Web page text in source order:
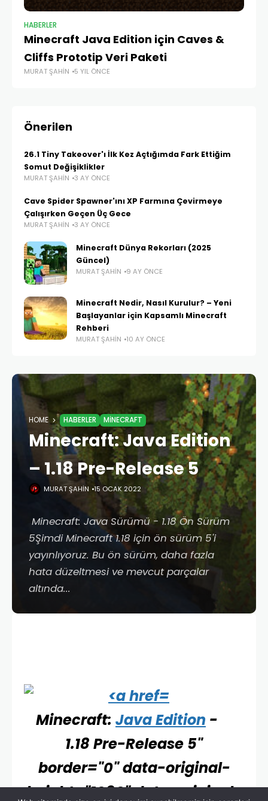
HABERLER
Minecraft Java Edition için Caves &
Cliffs Prototip Veri Paketi
MURAT ŞAHIN 5 YIL ÖNCE
Önerilen
26.1 Tiny Takeover'ı İlk Kez Açtığımda Fark Ettiğim
Somut Değişiklikler
MURAT ŞAHIN 3 AY ÖNCE
Cave Spider Spawner'ını XP Farmına Çevirmeye
Çalışırken Geçen Üç Gece
MURAT ŞAHIN 3 AY ÖNCE
Minecraft Dünya Rekorları (2025
Güncel)
MURAT ŞAHIN 9 AY ÖNCE
Minecraft Nedir, Nasıl Kurulur? – Yeni
Başlayanlar için Kapsamlı Minecraft
Rehberi
MURAT ŞAHIN 10 AY ÖNCE
HOME HABERLER MINECRAFT
Minecraft: Java Edition
– 1.18 Pre-Release 5
MURAT ŞAHIN 15 OCAK 2022
Minecraft: Java Sürümü - 1.18 Ön Sürüm
5Şimdi Minecraft 1.18 için ön sürüm 5'i
yayınlıyoruz. Bu ön sürüm, daha fazla
hata düzeltmesi ve mevcut parçalar
altında...
Minecraft: Java Edition -
1.18 Pre-Release 5"
border="0" data-original-
height="1080" data-original-